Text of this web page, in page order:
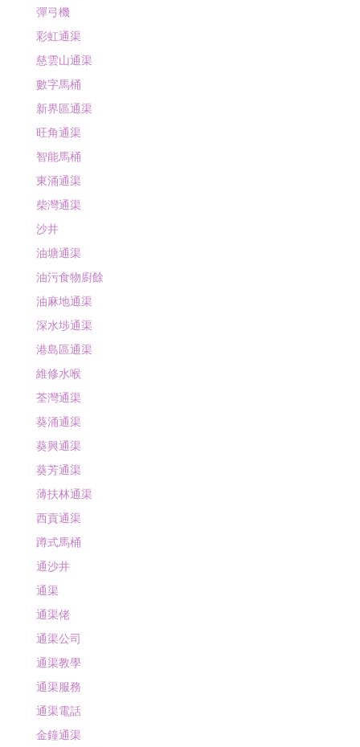
彈弓機
彩虹通渠
慈雲山通渠
數字馬桶
新界區通渠
旺角通渠
智能馬桶
東涌通渠
柴灣通渠
沙井
油塘通渠
油污食物廚餘
油麻地通渠
深水埗通渠
港島區通渠
維修水喉
荃灣通渠
葵涌通渠
葵興通渠
葵芳通渠
薄扶林通渠
西貢通渠
蹲式馬桶
通沙井
通渠
通渠佬
通渠公司
通渠教學
通渠服務
通渠電話
金鐘通渠